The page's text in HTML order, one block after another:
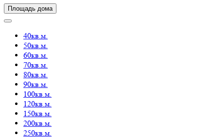
Площадь дома
40кв.м.
50кв.м.
60кв.м.
70кв.м.
80кв.м.
90кв.м.
100кв.м.
120кв.м.
150кв.м.
200кв.м.
250кв.м.